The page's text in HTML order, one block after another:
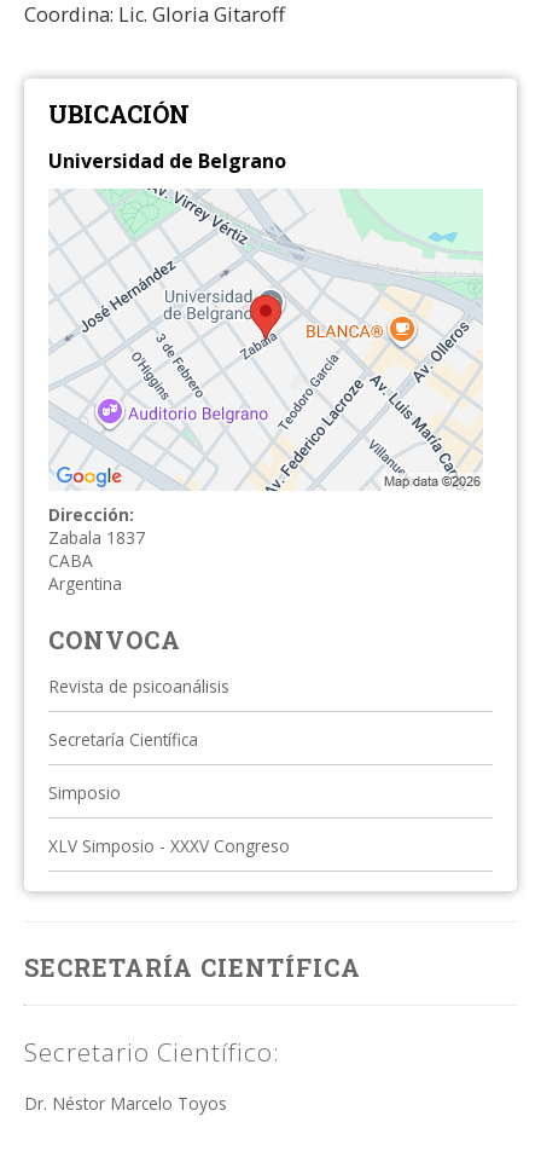
Coordina: Lic. Gloria Gitaroff
UBICACIÓN
Universidad de Belgrano
Dirección:
Zabala 1837
CABA
Argentina
CONVOCA
Revista de psicoanálisis
Secretaría Científica
Simposio
XLV Simposio - XXXV Congreso
SECRETARÍA CIENTÍFICA
Secretario Científico:
Dr. Néstor Marcelo Toyos